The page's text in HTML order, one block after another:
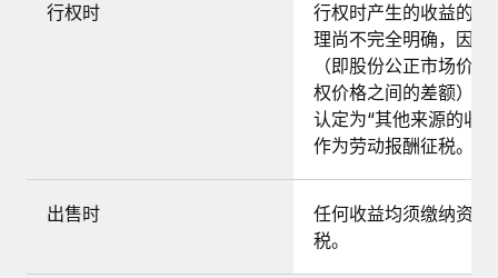
行权时
行权时产生的收益的税
理尚不完全明确，因价
（即股份公正市场价值
权价格之间的差额）可
认定为“其他来源的收
作为劳动报酬征税。
出售时
任何收益均须缴纳资本
税。